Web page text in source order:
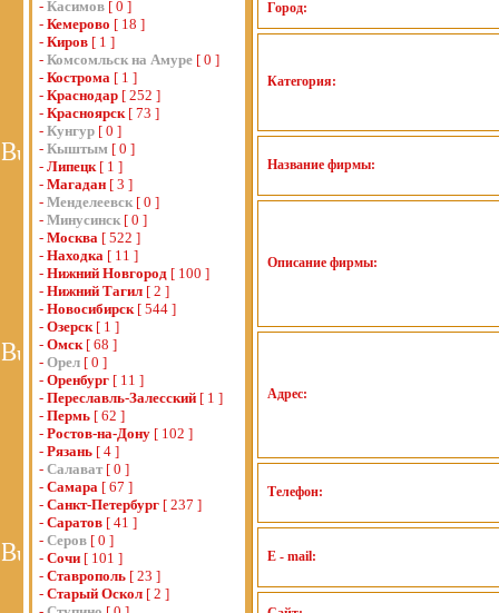
- Касимов [ 0 ]
- Кемерово [ 18 ]
- Киров [ 1 ]
- Комсомльск на Амуре [ 0 ]
- Кострома [ 1 ]
- Краснодар [ 252 ]
- Красноярск[ 73 ]
- Кунгур [ 0 ]
- Кыштым [ 0 ]
- Липецк[ 1 ]
- Магадан [ 3 ]
- Менделеевск [ 0 ]
- Минусинск [ 0 ]
- Москва [ 522 ]
- Находка [ 11 ]
- Нижний Новгород [ 100 ]
- Нижний Тагил [ 2 ]
- Новосибирск[ 544 ]
- Озерск[ 1 ]
- Омск[ 68 ]
- Орел [ 0 ]
- Оренбург [ 11 ]
- Переславль-Залесский [ 1 ]
- Пермь [ 62 ]
- Ростов-на-Дону [ 102 ]
- Рязань [ 4 ]
- Салават [ 0 ]
- Самара [ 67 ]
- Санкт-Петербург [ 237 ]
- Саратов [ 41 ]
- Серов [ 0 ]
- Сочи [ 101 ]
- Ставрополь [ 23 ]
- Старый Оскол [ 2 ]
Город:
Категория:
Название фирмы:
Описание фирмы:
Адрес:
Телефон:
E - mail: